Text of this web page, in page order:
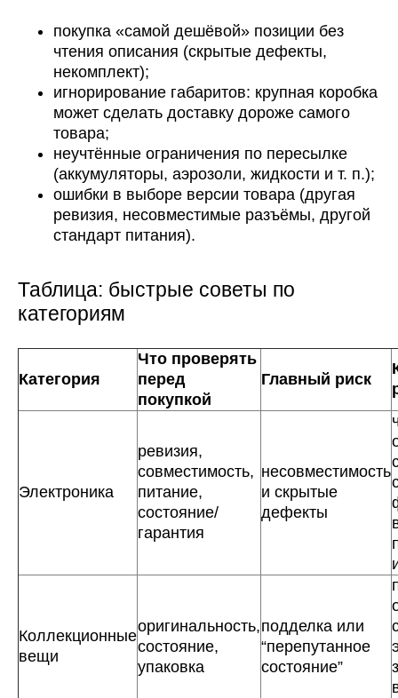
покупка «самой дешёвой» позиции без
чтения описания (скрытые дефекты,
некомплект);
игнорирование габаритов: крупная коробка
может сделать доставку дороже самого
товара;
неучтённые ограничения по пересылке
(аккумуляторы, аэрозоли, жидкости и т. п.);
ошибки в выборе версии товара (другая
ревизия, несовместимые разъёмы, другой
стандарт питания).
Таблица: быстрые советы по
категориям
Категория
Что проверять
перед
покупкой
Главный риск
Электроника
ревизия,
совместимость,
питание,
состояние/
гарантия
несовместимость
и скрытые
дефекты
Коллекционные
вещи
оригинальность,
состояние,
упаковка
подделка или
“перепутанное
состояние”